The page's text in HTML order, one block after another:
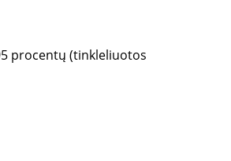
procentų (tinkleliuotos